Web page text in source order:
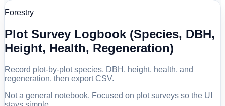
Forestry
Plot Survey Logbook (Species, DBH,
Height, Health, Regeneration)
Record plot-by-plot species, DBH, height, health, and
regeneration, then export CSV.
Not a general notebook. Focused on plot surveys so the UI